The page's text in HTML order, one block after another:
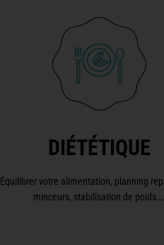
DIÉTÉTIQUE
Équilibrer votre alimentation, planning
minceurs, stabilisation de poids...